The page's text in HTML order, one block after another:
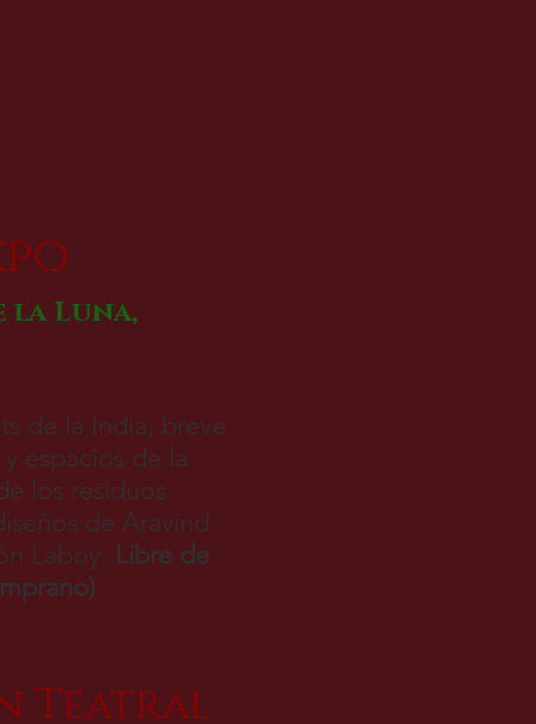
la Luna,
de la India, breve
espacios de la
los residuos
de Aravind
Laboy. Libre de
Teatral